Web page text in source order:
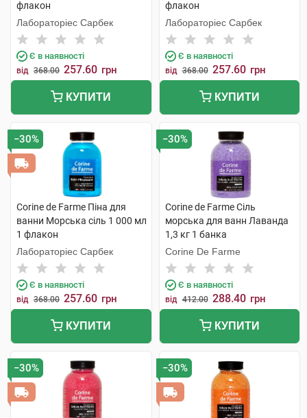
флакон
Лабораторіес Сарбек
Є в наявності
від 368.00 257.60 грн
КУПИТИ
флакон
Лабораторіес Сарбек
Є в наявності
від 368.00 257.60 грн
КУПИТИ
−30%
Corine de Farme Піна для
ванни Морська сіль 1 000 мл
1 флакон
Лабораторіес Сарбек
Є в наявності
від 368.00 257.60 грн
КУПИТИ
−30%
Corine de Farme Сіль
морська для ванн Лаванда
1,3 кг 1 банка
Corine De Farme
Є в наявності
від 412.00 288.40 грн
КУПИТИ
−30% −30%